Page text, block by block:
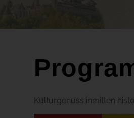
Kulturgenuss inmitten